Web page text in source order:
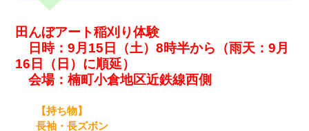
田んぼアート稲刈り体験
日時：9月15日（土）8時半から（雨天：9月
16日（日）に順延）
会場：楠町小倉地区近鉄線西側
【持ち物】
長袖・長ズボン